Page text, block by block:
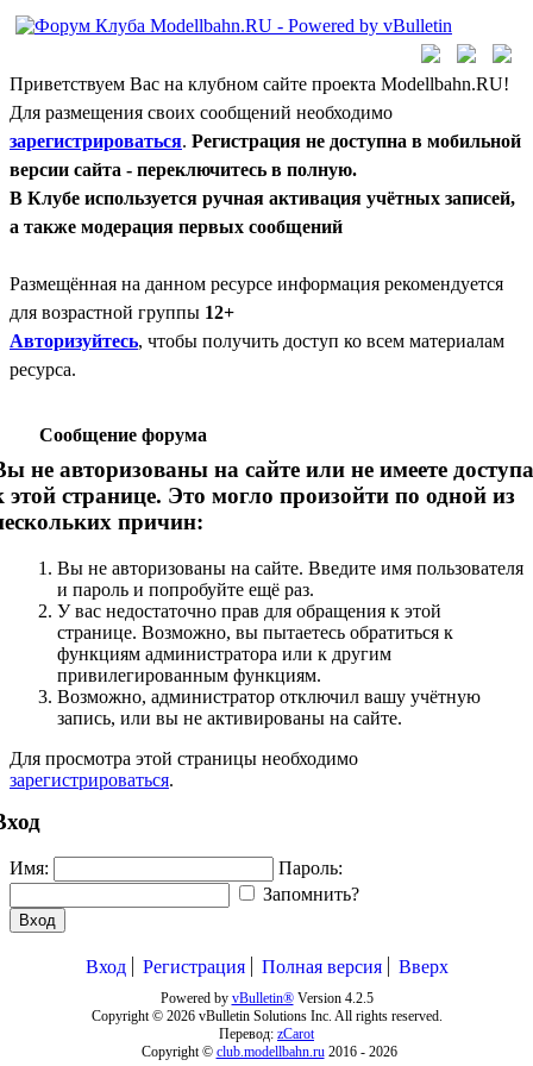
Приветствуем Вас на клубном сайте проекта Modellbahn.RU!
Для размещения своих сообщений необходимо
зарегистрироваться. Регистрация не доступна в мобильной
версии сайта - переключитесь в полную.
В Клубе используется ручная активация учётных записей,
а также модерация первых сообщений
Размещённая на данном ресурсе информация рекомендуется
для возрастной группы 12+
Авторизуйтесь, чтобы получить доступ ко всем материалам
ресурса.
Сообщение форума
не авторизованы на сайте или не имеете доступа
этой странице. Это могло произойти по одной из
причин:
Вы не авторизованы на сайте. Введите имя пользователя
и пароль и попробуйте ещё раз.
У вас недостаточно прав для обращения к этой
странице. Возможно, вы пытаетесь обратиться к
функциям администратора или к другим
привилегированным функциям.
Возможно, администратор отключил вашу учётную
запись, или вы не активированы на сайте.
Для просмотра этой страницы необходимо
зарегистрироваться.
Имя:
Пароль:
Запомнить?
Вход
Вход Регистрация Полная версия Вверх
Powered by vBulletin®Version 4.2.5
Copyright © 2026 vBulletin Solutions Inc. All rights reserved.
Перевод: zCarot
Copyright © club.modellbahn.ru2016 - 2026